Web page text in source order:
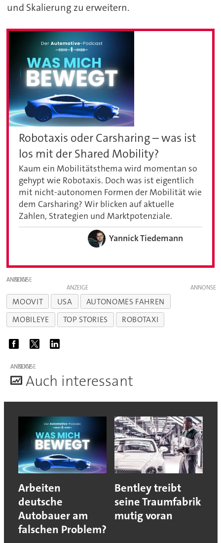
und Skalierung zu erweitern.
Robotaxis oder Carsharing – was ist
los mit der Shared Mobility?
Kaum ein Mobilitätsthema wird momentan so
gehypt wie Robotaxis. Doch was ist eigentlich
mit nicht-autonomen Formen der Mobilität wie
dem Carsharing? Wir blicken auf aktuelle
Zahlen, Strategien und Marktpotenziale.
Yannick Tiedemann
ANZEIGE
ANZEIGE
MOOVIT USA
AUTONOMES FAHREN
MOBILEYE
TOP STORIES ROBOTAXI
ANZEIGE
Auch interessant
Arbeiten
deutsche
Autobauer am
falschen Problem?
Bentley treibt
seine Traumfabrik
mutig voran